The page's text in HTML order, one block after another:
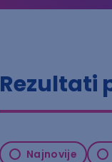
Rezultati
Najnovije